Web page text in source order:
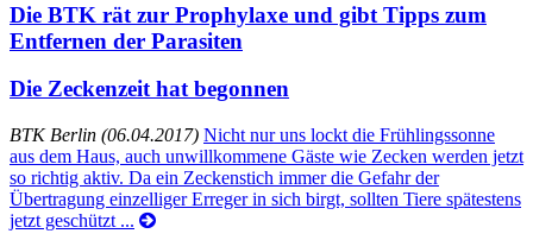
Die BTK rät zur Prophylaxe und gibt Tipps zum
Entfernen der Parasiten
Die Zeckenzeit hat begonnen
BTK Berlin (06.04.2017) Nicht nur uns lockt die Frühlingssonne
aus dem Haus, auch unwillkommene Gäste wie Zecken werden jetzt
so richtig aktiv. Da ein Zeckenstich immer die Gefahr der
Übertragung einzelliger Erreger in sich birgt, sollten Tiere spätestens
jetzt geschützt ...